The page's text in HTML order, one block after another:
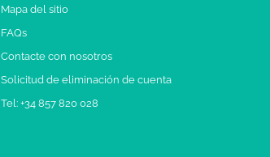
Mapa del sitio
FAQs
Contacte con nosotros
Solicitud de eliminación de cuenta
Tel: +34 857 820 028